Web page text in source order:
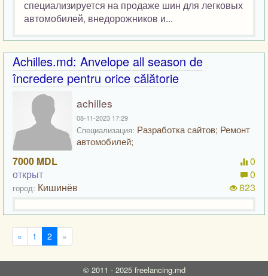
специализируется на продаже шин для легковых
автомобилей, внедорожников и...
Achilles.md: Anvelope all season de
încredere pentru orice călătorie
achilles
08-11-2023 17:29
Специализация: Разработка сайтов; Ремонт
автомобилей;
7000 MDL
открыт
город: Кишинёв
0
0
823
« 1 2 »
© 2011 - 2025 freelancing.md